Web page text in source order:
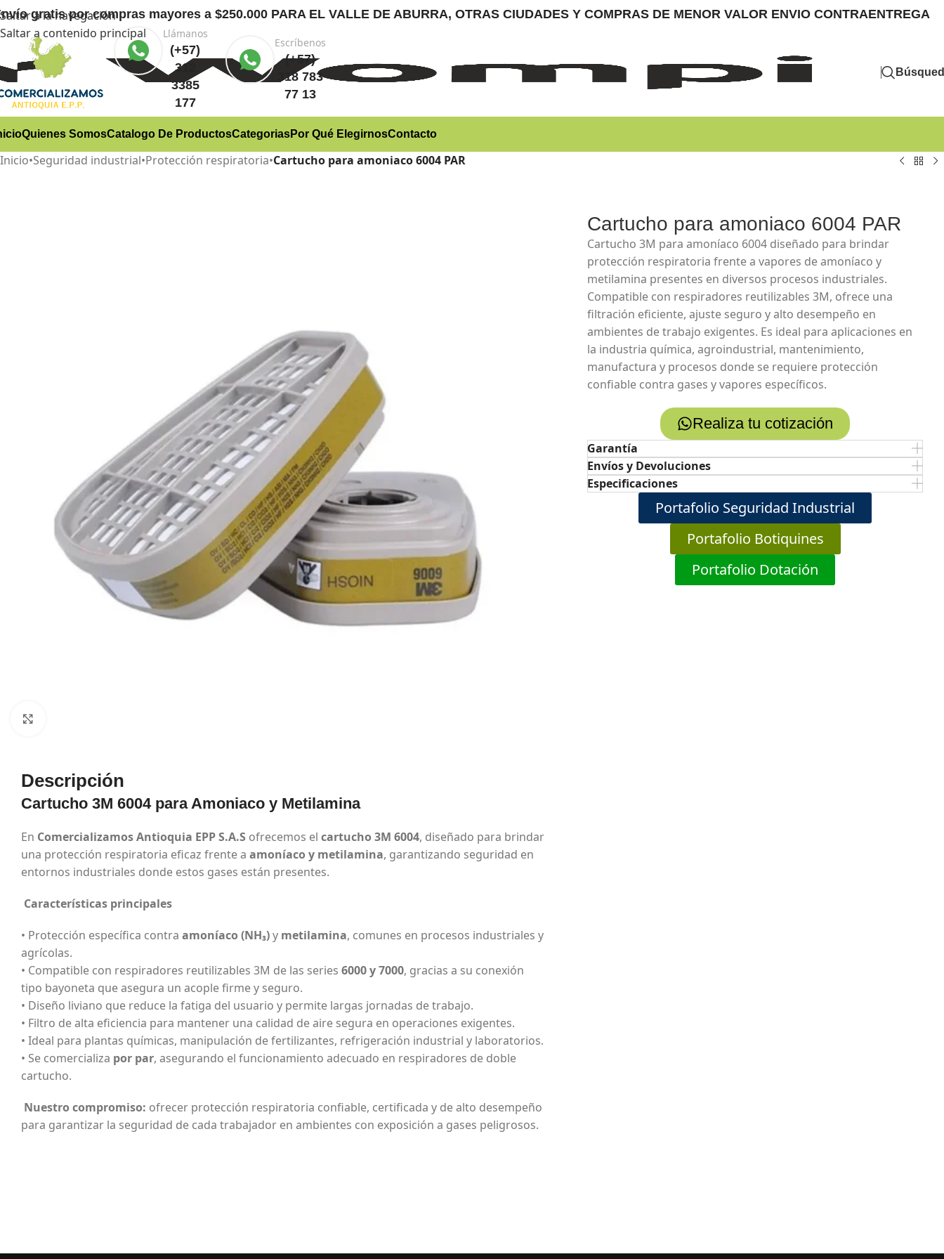
Saltar a la navegación
Saltar a contenido principal
gratispor compras mayores a $250.000 PARA EL VALLE DE ABURRA, OTRAS CIUDADES Y COMPRAS DE MENOR VALOR ENVIO CONTRAENTREGA
Llámanos
(+57)
312
3385
177
Escríbenos
(+57)
318 783
77 13
Quienes SomosCatalogo De ProductosCategoriasPor Qué ElegirnosContacto
Inicio•Seguridad industrial•Protección respiratoria•Cartucho para amoniaco 6004 PAR
Descripción
Cartucho 3M 6004 para Amoniaco y Metilamina
En Comercializamos Antioquia EPP S.A.S ofrecemos el cartucho 3M 6004, diseñado para brindar
una protección respiratoria eficaz frente a amoníaco y metilamina, garantizando seguridad en
entornos industriales donde estos gases están presentes.
Características principales
• Protección específica contra amoníaco (NH₃)y metilamina, comunes en procesos industriales y
agrícolas.
• Compatible con respiradores reutilizables 3M de las series 6000 y 7000, gracias a su conexión
tipo bayoneta que asegura un acople firme y seguro.
• Diseño liviano que reduce la fatiga del usuario y permite largas jornadas de trabajo.
• Filtro de alta eficiencia para mantener una calidad de aire segura en operaciones exigentes.
• Ideal para plantas químicas, manipulación de fertilizantes, refrigeración industrial y laboratorios.
• Se comercializa por par, asegurando el funcionamiento adecuado en respiradores de doble
cartucho.
Nuestro compromiso: ofrecer protección respiratoria confiable, certificada y de alto desempeño
para garantizar la seguridad de cada trabajador en ambientes con exposición a gases peligrosos.
Cartucho para amoniaco 6004 PAR
Cartucho 3M para amoníaco 6004 diseñado para brindar
protección respiratoria frente a vapores de amoníaco y
metilamina presentes en diversos procesos industriales.
Compatible con respiradores reutilizables 3M, ofrece una
filtración eficiente, ajuste seguro y alto desempeño en
ambientes de trabajo exigentes. Es ideal para aplicaciones en
la industria química, agroindustrial, mantenimiento,
manufactura y procesos donde se requiere protección
confiable contra gases y vapores específicos.
Realiza tu cotización
Garantía
Envíos y Devoluciones
Especificaciones
Portafolio Seguridad Industrial
Portafolio Botiquines
Portafolio Dotación